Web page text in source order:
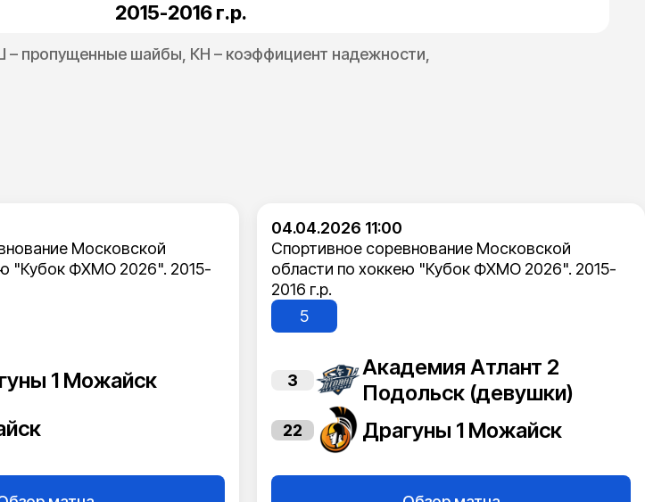
2015-2016 г.р.
– пропущенные шайбы, КН – коэффициент надежности,
Московской
"Кубок ФХМО 2026". 2015-
1 Можайск
04.04.2026 11:00
Спортивное соревнование Московской
области по хоккею "Кубок ФХМО 2026". 2015-
2016 г.р.
5
3
Академия Атлант 2
Подольск (девушки)
22 Драгуны 1 Можайск